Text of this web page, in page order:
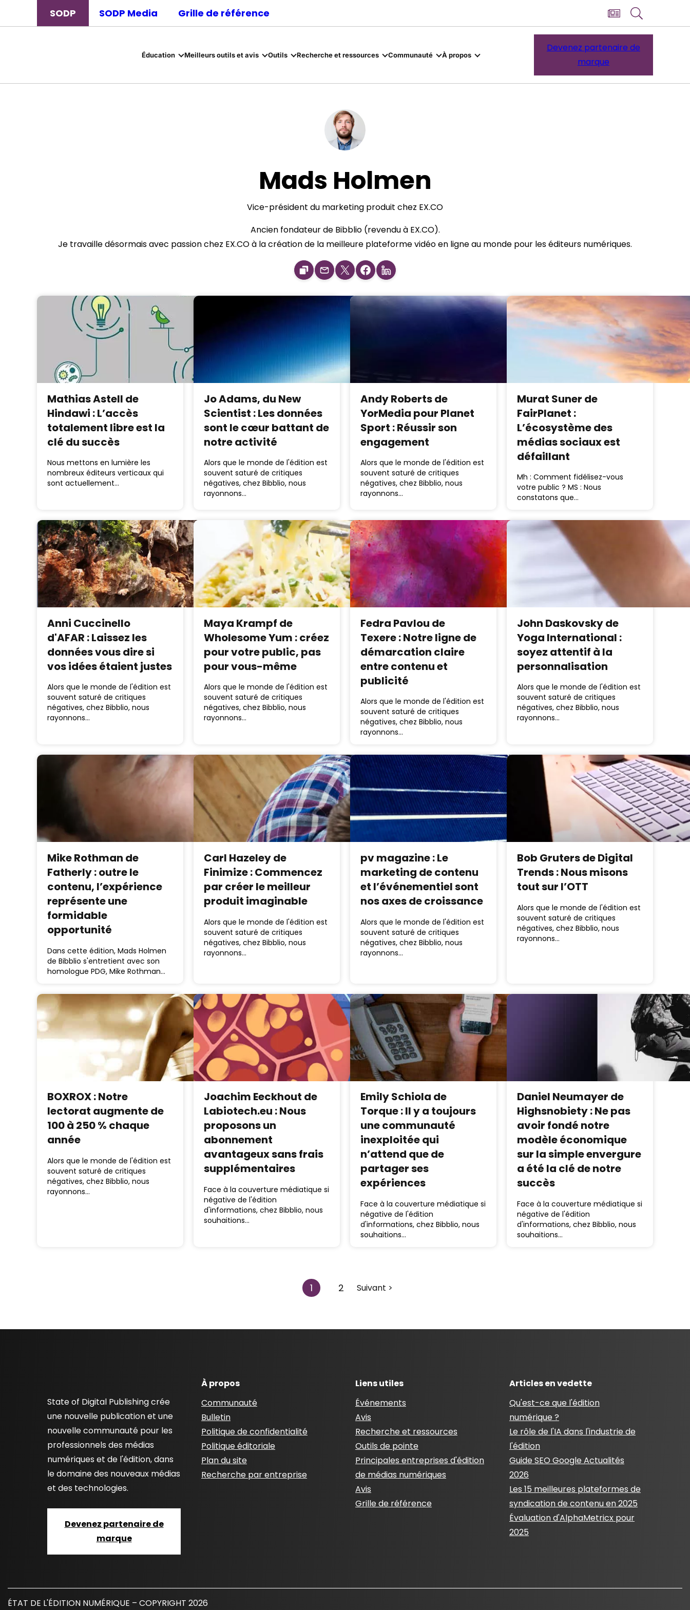
SODP SODP Media Grille de référence
Éducation Meilleurs outils et avis Outils Recherche et ressources Communauté À propos
Devenez partenaire de
marque
Mads Holmen
Vice-président du marketing produit chez EX.CO
Ancien fondateur de Bibblio (revendu à EX.CO).
Je travaille désormais avec passion chez EX.CO à la création de la meilleure plateforme vidéo en ligne au monde pour les éditeurs numériques.
Mathias Astell de
Hindawi : L’accès
totalement libre est la
clé du succès
Nous mettons en lumière les
nombreux éditeurs verticaux qui
sont actuellement…
Jo Adams, du New
Scientist : Les données
sont le cœur battant de
notre activité
Alors que le monde de l'édition est
souvent saturé de critiques
négatives, chez Bibblio, nous
rayonnons…
Andy Roberts de
YorMedia pour Planet
Sport : Réussir son
engagement
Alors que le monde de l'édition est
souvent saturé de critiques
négatives, chez Bibblio, nous
rayonnons…
Murat Suner de
FairPlanet :
L’écosystème des
médias sociaux est
défaillant
Mh : Comment fidélisez-vous
votre public ? MS : Nous
constatons que…
Anni Cuccinello
d'AFAR : Laissez les
données vous dire si
vos idées étaient justes
Alors que le monde de l'édition est
souvent saturé de critiques
négatives, chez Bibblio, nous
rayonnons…
Maya Krampf de
Wholesome Yum : créez
pour votre public, pas
pour vous-même
Alors que le monde de l'édition est
souvent saturé de critiques
négatives, chez Bibblio, nous
rayonnons…
Fedra Pavlou de
Texere : Notre ligne de
démarcation claire
entre contenu et
publicité
Alors que le monde de l'édition est
souvent saturé de critiques
négatives, chez Bibblio, nous
rayonnons…
John Daskovsky de
Yoga International :
soyez attentif à la
personnalisation
Alors que le monde de l'édition est
souvent saturé de critiques
négatives, chez Bibblio, nous
rayonnons…
Mike Rothman de
Fatherly : outre le
contenu, l’expérience
représente une
formidable
opportunité
Dans cette édition, Mads Holmen
de Bibblio s'entretient avec son
homologue PDG, Mike Rothman…
Carl Hazeley de
Finimize : Commencez
par créer le meilleur
produit imaginable
Alors que le monde de l'édition est
souvent saturé de critiques
négatives, chez Bibblio, nous
rayonnons…
pv magazine : Le
marketing de contenu
et l’événementiel sont
nos axes de croissance
Alors que le monde de l'édition est
souvent saturé de critiques
négatives, chez Bibblio, nous
rayonnons…
Bob Gruters de Digital
Trends : Nous misons
tout sur l’OTT
Alors que le monde de l'édition est
souvent saturé de critiques
négatives, chez Bibblio, nous
rayonnons…
BOXROX : Notre
lectorat augmente de
100 à 250 % chaque
année
Alors que le monde de l'édition est
souvent saturé de critiques
négatives, chez Bibblio, nous
rayonnons…
Joachim Eeckhout de
Labiotech.eu : Nous
proposons un
abonnement
avantageux sans frais
supplémentaires
Face à la couverture médiatique si
négative de l'édition
d'informations, chez Bibblio, nous
souhaitions…
Emily Schiola de
Torque : Il y a toujours
une communauté
inexploitée qui
n’attend que de
partager ses
expériences
Face à la couverture médiatique si
négative de l'édition
d'informations, chez Bibblio, nous
souhaitions…
Daniel Neumayer de
Highsnobiety : Ne pas
avoir fondé notre
modèle économique
sur la simple envergure
a été la clé de notre
succès
Face à la couverture médiatique si
négative de l'édition
d'informations, chez Bibblio, nous
souhaitions…
1 2 Suivant >
State of Digital Publishing crée
une nouvelle publication et une
nouvelle communauté pour les
professionnels des médias
numériques et de l'édition, dans
le domaine des nouveaux médias
et des technologies.
Devenez partenaire de
marque
À propos
Communauté
Bulletin
Politique de confidentialité
Politique éditoriale
Plan du site
Recherche par entreprise
Liens utiles
Événements
Avis
Recherche et ressources
Outils de pointe
Principales entreprises d'édition
de médias numériques
Avis
Grille de référence
Articles en vedette
Qu'est-ce que l'édition
numérique ?
Le rôle de l'IA dans l'industrie de
l'édition
Guide SEO Google Actualités
2026
Les 15 meilleures plateformes de
syndication de contenu en 2025
Évaluation d'AlphaMetricx pour
2025
ÉTAT DE L'ÉDITION NUMÉRIQUE – COPYRIGHT 2026